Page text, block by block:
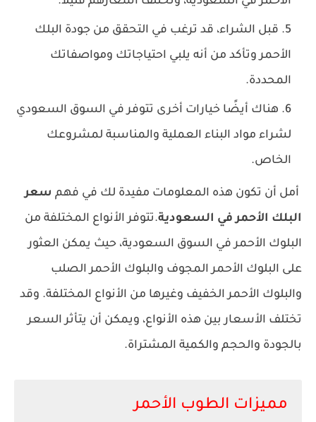
قبل الشراء، قد ترغب في التحقق من جودة البلك
الأحمر وتأكد من أنه يلبي احتياجاتك ومواصفاتك
المحددة.
هناك أيضًا خيارات أخرى تتوفر في السوق السعودي
لشراء مواد البناء العملية والمناسبة لمشروعك
الخاص.
أمل أن تكون هذه المعلومات مفيدة لك في فهم سعر
البلك الأحمر في السعودية.تتوفر الأنواع المختلفة من
البلوك الأحمر في السوق السعودية، حيث يمكن العثور
على البلوك الأحمر المجوف والبلوك الأحمر الصلب
والبلوك الأحمر الخفيف وغيرها من الأنواع المختلفة. وقد
تختلف الأسعار بين هذه الأنواع، ويمكن أن يتأثر السعر
بالجودة والحجم والكمية المشتراة.
مميزات الطوب الأحمر